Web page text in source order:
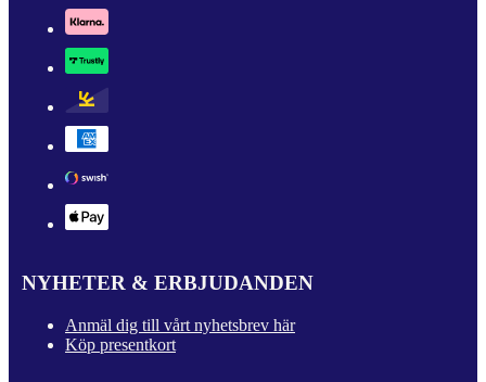
NYHETER & ERBJUDANDEN
Anmäl dig till vårt nyhetsbrev här
Köp presentkort